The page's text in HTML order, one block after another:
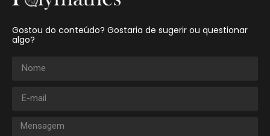
Gostou do conteúdo? Gostaria de sugerir ou questionar
algo?